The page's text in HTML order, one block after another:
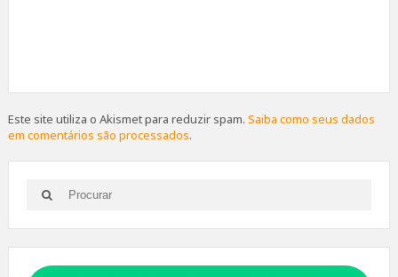
Este site utiliza o Akismet para reduzir spam. Saiba como seus dados
em comentários são processados.
for:
Search